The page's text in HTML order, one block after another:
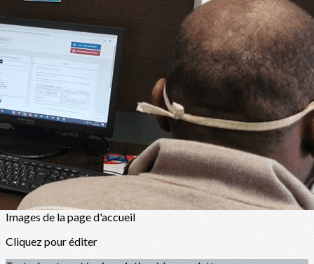
Exporter toutes les colonnes
Exporter uniquement les colonnes affichées
<
Notre histoire
Notre équipe
Nos partenaires
Nos publications
?>
Images de la page d'accueil
Cliquez pour éditer